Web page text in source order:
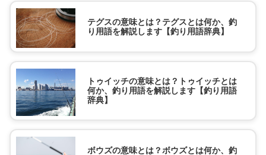
テグスの意味とは？テグスとは何か、釣
り用語を解説します【釣り用語辞典】
トゥイッチの意味とは？トゥイッチとは
何か、釣り用語を解説します【釣り用語
辞典】
ボウズの意味とは？ボウズとは何か、釣